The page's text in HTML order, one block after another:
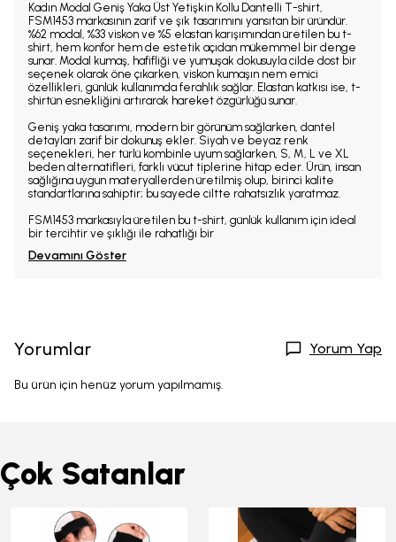
Kadın Modal Geniş Yaka Üst Yetişkin Kollu Dantelli T-shirt,
FSM1453 markasının zarif ve şık tasarımını yansıtan bir üründür.
%62 modal, %33 viskon ve %5 elastan karışımından üretilen bu t-
shirt, hem konfor hem de estetik açıdan mükemmel bir denge
sunar. Modal kumaş, hafifliği ve yumuşak dokusuyla cilde dost bir
seçenek olarak öne çıkarken, viskon kumaşın nem emici
özellikleri, günlük kullanımda ferahlık sağlar. Elastan katkısı ise, t-
shirtün esnekliğini artırarak hareket özgürlüğü sunar.
Geniş yaka tasarımı, modern bir görünüm sağlarken, dantel
detayları zarif bir dokunuş ekler. Siyah ve beyaz renk
seçenekleri, her türlü kombinle uyum sağlarken, S, M, L ve XL
beden alternatifleri, farklı vücut tiplerine hitap eder. Ürün, insan
sağlığına uygun materyallerden üretilmiş olup, birinci kalite
standartlarına sahiptir; bu sayede ciltte rahatsızlık yaratmaz.
FSM1453 markasıyla üretilen bu t-shirt, günlük kullanım için ideal
bir tercihtir ve şıklığı ile rahatlığı bir
Devamını Göster
Yorumlar Yorum Yap
Bu ürün için henüz yorum yapılmamış.
Çok Satanlar